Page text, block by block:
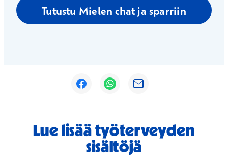
Tutustu Mielen chat ja sparriin
Avautuu uuteen ikkunaan
Avautuu uuteen ikkunaan
Avautuu uuteen ikkunaan
Lue lisää työterveyden
sisältöjä